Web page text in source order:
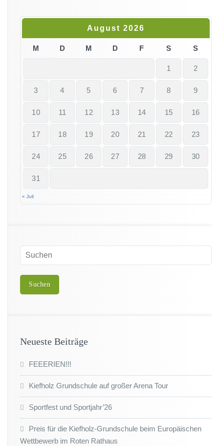
August 2026
M D M D F S S
1 2
3 4 5 6 7 8 9
10 11 12 13 14 15 16
17 18 19 20 21 22 23
24 25 26 27 28 29 30
31
« Juli
Neueste Beiträge
FEEERIEN!!!
Kiefholz Grundschule auf großer Arena Tour
Sportfest und Sportjahr’26
Preis für die Kiefholz-Grundschule beim Europäischen
Wettbewerb im Roten Rathaus